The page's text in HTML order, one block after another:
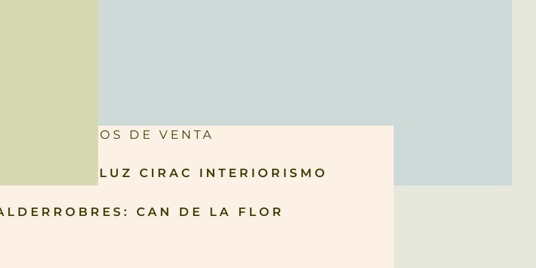
PUNTOS DE VENTA
MARI LUZ CIRAC INTERIORISMO
CAN DE LA FLOR